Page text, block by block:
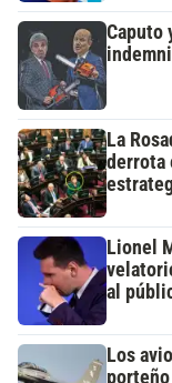
Caputo
La
derrota
Lionel
al
Los